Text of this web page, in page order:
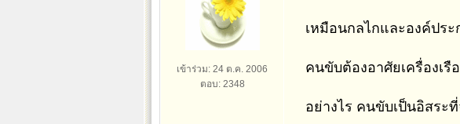
เข้าร่วม: 24 ต.ค. 2006
ตอบ: 2348
เหมือนกลไกและองค์ปร
คนขับต้องอาศัยเครื่องเรื
อย่างไร คนขับเป็นอิสระ